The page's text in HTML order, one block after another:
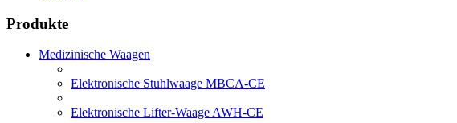
Produkte
Medizinische Waagen
Elektronische Stuhlwaage MBCA-CE
Elektronische Lifter-Waage AWH-CE